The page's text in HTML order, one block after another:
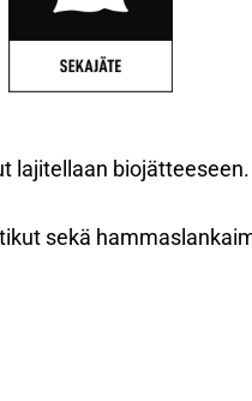
lajitellaan biojätteeseen.
sekä